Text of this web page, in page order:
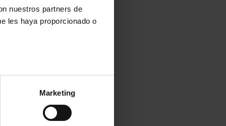
nuestros partners de
les haya proporcionado o
Marketing